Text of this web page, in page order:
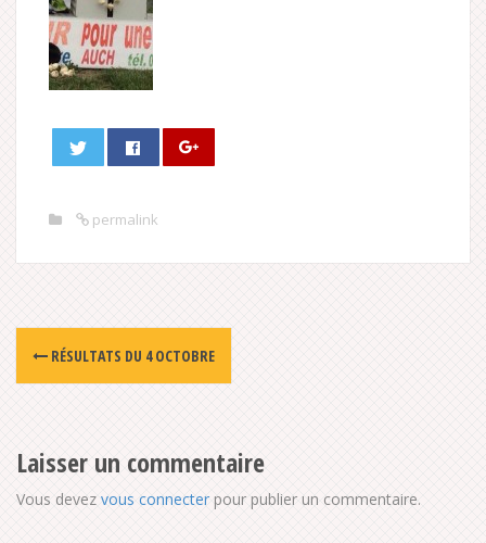
permalink
Post
navigation
RÉSULTATS DU 4 OCTOBRE
Laisser un commentaire
Vous devez vous connecter pour publier un commentaire.